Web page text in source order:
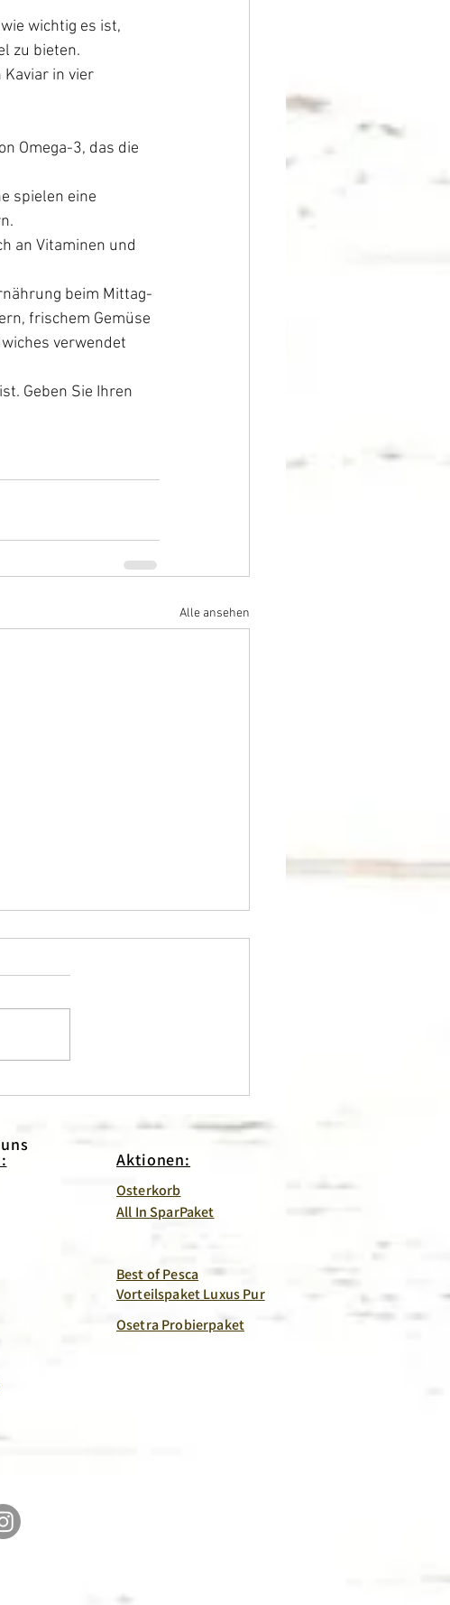
wichtig es ist,
zu bieten.
in vier
Omega-3, das die
spielen eine
an Vitaminen und
beim Mittag-
frischem Gemüse
verwendet
Geben Sie Ihren
Alle ansehen
Aktionen:
Osterkorb
All In SparPaket
Best of Pesca
Vorteilspaket Luxus Pur
Osetra Probierpaket